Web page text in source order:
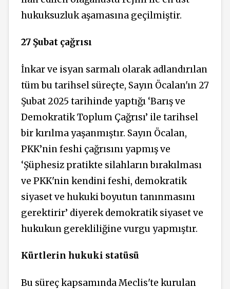
hukuksuzluk aşamasına geçilmiştir.
27 Şubat çağrısı
İnkar ve isyan sarmalı olarak adlandırılan
tüm bu tarihsel süreçte, Sayın Öcalan'ın 27
Şubat 2025 tarihinde yaptığı ‘Barış ve
Demokratik Toplum Çağrısı’ ile tarihsel
bir kırılma yaşanmıştır. Sayın Öcalan,
PKK’nin feshi çağrısını yapmış ve
‘Şüphesiz pratikte silahların bırakılması
ve PKK'nin kendini feshi, demokratik
siyaset ve hukuki boyutun tanınmasını
gerektirir’ diyerek demokratik siyaset ve
hukukun gerekliliğine vurgu yapmıştır.
Kürtlerin hukuki statüsü
Bu süreç kapsamında Meclis'te kurulan